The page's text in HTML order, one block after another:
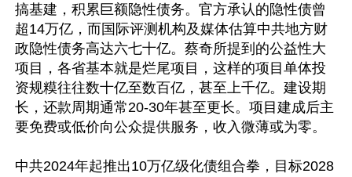
搞基建，积累巨额隐性债务。官方承认的隐性债曾
超14万亿，而国际评测机构及媒体估算中共地方财
政隐性债务高达六七十亿。蔡奇所提到的公益性大
项目，各省基本就是烂尾项目，这样的项目单体投
资规糢往往数十亿至数百亿，甚至上千亿。建设期
长，还款周期通常20-30年甚至更长。项目建成后主
要免费或低价向公众提供服务，收入微薄或为零。
中共2024年起推出10万亿级化债组合拳，目标2028